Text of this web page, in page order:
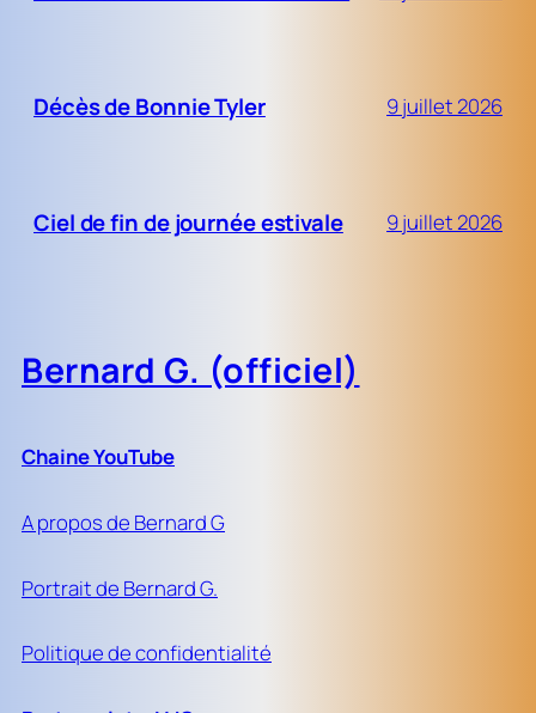
Décès de Bonnie Tyler 9 juillet 2026
Ciel de fin de journée estivale 9 juillet 2026
Bernard G. (officiel)
Chaine YouTube
A propos de Bernard G
Portrait de Bernard G.
Politique de confidentialité